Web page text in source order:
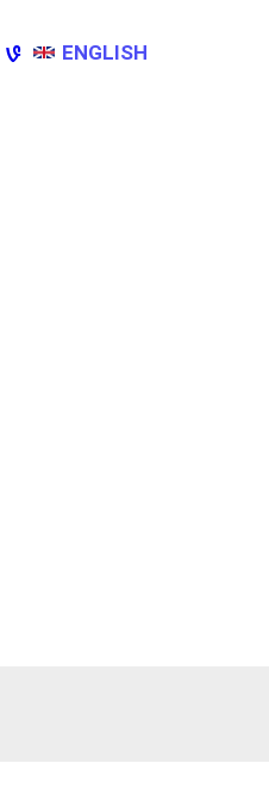
ENGLISH